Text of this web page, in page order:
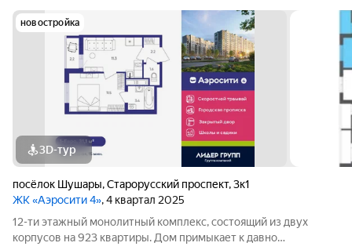
новостройка
3D-тур
посёлок Шушары,Старорусский проспект,3к1
ЖК «Аэросити 4», 4 квартал 2025
12-ти этажный монолитный комплекс, состоящий из двух
корпусов на 923 квартиры. Дом примыкает к давно